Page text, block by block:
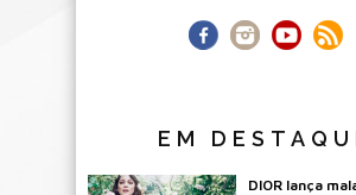
EM
DIOR lança